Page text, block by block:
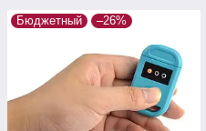
Бюджетный –26%